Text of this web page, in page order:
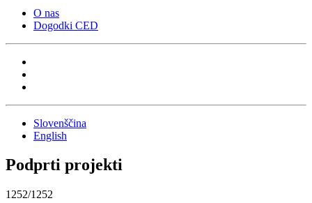
O nas
Dogodki CED
Slovenščina
English
Podprti projekti
1252/1252